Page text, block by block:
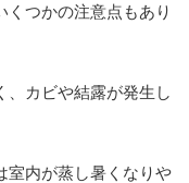
つかの注意点もあり
、カビや結露が発生し
室内が蒸し暑くなりや